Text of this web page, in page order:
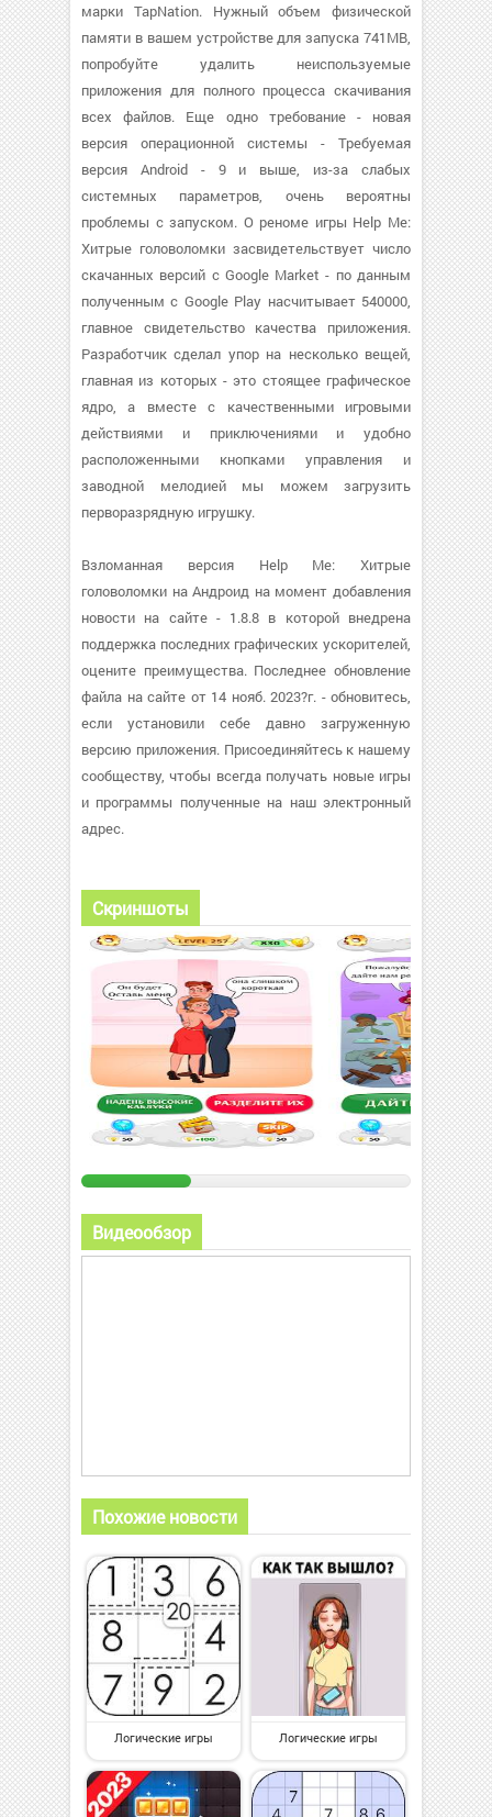
марки TapNation. Нужный объем физической
памяти в вашем устройстве для запуска 741MB,
попробуйте удалить неиспользуемые
приложения для полного процесса скачивания
всех файлов. Еще одно требование - новая
версия операционной системы - Требуемая
версия Android - 9 и выше, из-за слабых
системных параметров, очень вероятны
проблемы с запуском. О реноме игры Help Me:
Хитрые головоломки засвидетельствует число
скачанных версий с Google Market - по данным
полученным с Google Play насчитывает 540000,
главное свидетельство качества приложения.
Разработчик сделал упор на несколько вещей,
главная из которых - это стоящее графическое
ядро, а вместе с качественными игровыми
действиями и приключениями и удобно
расположенными кнопками управления и
заводной мелодией мы можем загрузить
перворазрядную игрушку.
Взломанная версия Help Me: Хитрые
головоломки на Андроид на момент добавления
новости на сайте - 1.8.8 в которой внедрена
поддержка последних графических ускорителей,
оцените преимущества. Последнее обновление
файла на сайте от 14 нояб. 2023?г. - обновитесь,
если установили себе давно загруженную
версию приложения. Присоединяйтесь к нашему
сообществу, чтобы всегда получать новые игры
и программы полученные на наш электронный
адрес.
Скриншоты
Видеообзор
Похожие новости
Логические игры Логические игры